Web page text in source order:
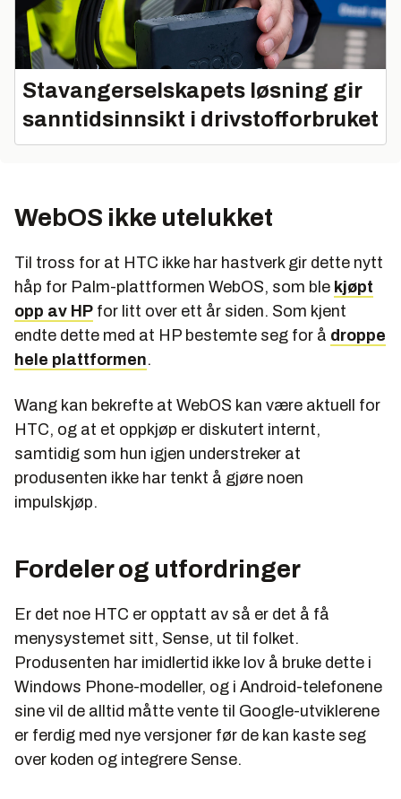
Stavangerselskapets løsning gir
sanntidsinnsikt i drivstofforbruket
WebOS ikke utelukket
Til tross for at HTC ikke har hastverk gir dette nytt
håp for Palm-plattformen WebOS, som ble kjøpt
opp av HP for litt over ett år siden. Som kjent
endte dette med at HP bestemte seg for å droppe
hele plattformen.
Wang kan bekrefte at WebOS kan være aktuell for
HTC, og at et oppkjøp er diskutert internt,
samtidig som hun igjen understreker at
produsenten ikke har tenkt å gjøre noen
impulskjøp.
Fordeler og utfordringer
Er det noe HTC er opptatt av så er det å få
menysystemet sitt, Sense, ut til folket.
Produsenten har imidlertid ikke lov å bruke dette i
Windows Phone-modeller, og i Android-telefonene
sine vil de alltid måtte vente til Google-utviklerene
er ferdig med nye versjoner før de kan kaste seg
over koden og integrere Sense.